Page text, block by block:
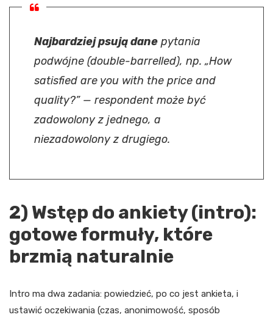
Najbardziej psują dane pytania
podwójne (double-barrelled), np. „How
satisfied are you with the price and
quality?” — respondent może być
zadowolony z jednego, a
niezadowolony z drugiego.
2) Wstęp do ankiety (intro):
gotowe formuły, które
brzmią naturalnie
Intro ma dwa zadania: powiedzieć, po co jest ankieta, i
ustawić oczekiwania (czas, anonimowość, sposób